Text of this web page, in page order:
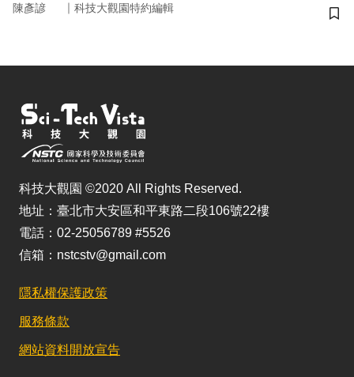
陳彥諺 ｜ 科技大觀園特約編輯
儲
科技大觀園 ©2020 All Rights Reserved.
地址：臺北市大安區和平東路二段106號22樓
電話：02-25056789 #5526
信箱：nstcstv@gmail.com
隱私權保護政策
服務條款
網站資料開放宣告